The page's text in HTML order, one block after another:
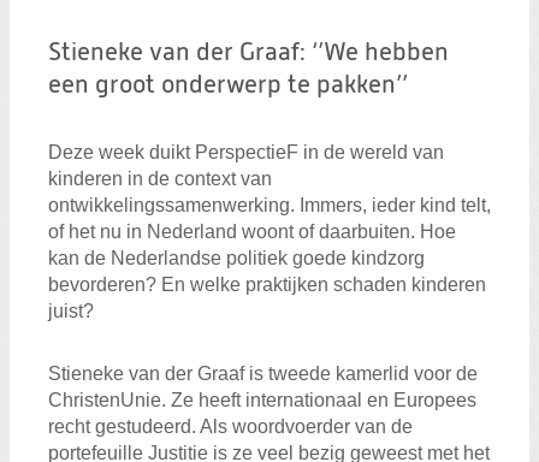
Stieneke van der Graaf: ‘’We hebben
een groot onderwerp te pakken’’
Deze week duikt PerspectieF in de wereld van
kinderen in de context van
ontwikkelingssamenwerking. Immers, ieder kind telt,
of het nu in Nederland woont of daarbuiten. Hoe
kan de Nederlandse politiek goede kindzorg
bevorderen? En welke praktijken schaden kinderen
juist?
Stieneke van der Graafis tweede kamerlid voor de
ChristenUnie. Ze heeft internationaal en Europees
recht gestudeerd. Als woordvoerder van de
portefeuille Justitie is ze veel bezig geweest met het